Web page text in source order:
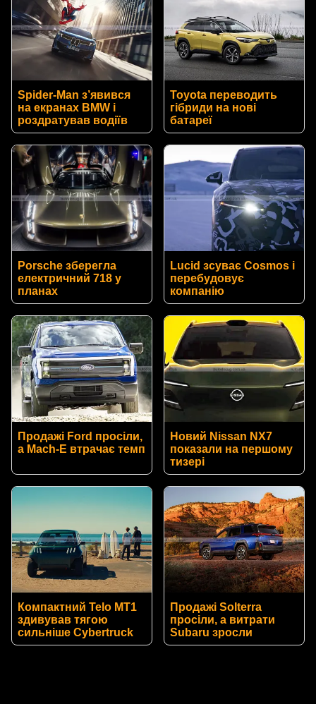
Spider-Man з’явився
на екранах BMW і
роздратував водіїв
Toyota переводить
гібриди на нові
батареї
Porsche зберегла
електричний 718 у
планах
Lucid зсуває Cosmos і
перебудовує
компанію
Продажі Ford просіли,
а Mach-E втрачає темп
Новий Nissan NX7
показали на першому
тизері
Компактний Telo MT1
здивував тягою
сильніше Cybertruck
Продажі Solterra
просіли, а витрати
Subaru зросли